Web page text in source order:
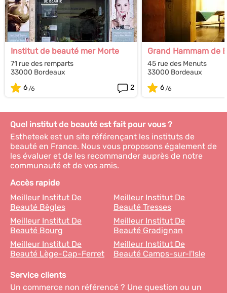
Institut de beauté mer Morte
71 rue des remparts
33000 Bordeaux
6
2
Grand Hammam de
45 rue des Menuts
33000 Bordeaux
6
Quel institut de beauté est fait pour vous ?
Estheteek est un site référençant les instituts de
beauté en France. Nous vous proposons également de
les évaluer et de les recommander auprès de notre
communauté et de vos amis.
Accès rapide
Meilleur Institut De
Beauté Bègles
Meilleur Institut De
Beauté Tresses
Meilleur Institut De
Beauté Bourg
Meilleur Institut De
Beauté Gradignan
Meilleur Institut De
Beauté Lège-Cap-Ferret
Meilleur Institut De
Beauté Camps-sur-l'Isle
Service clients
Un commerce non référencé ? Une question ou un